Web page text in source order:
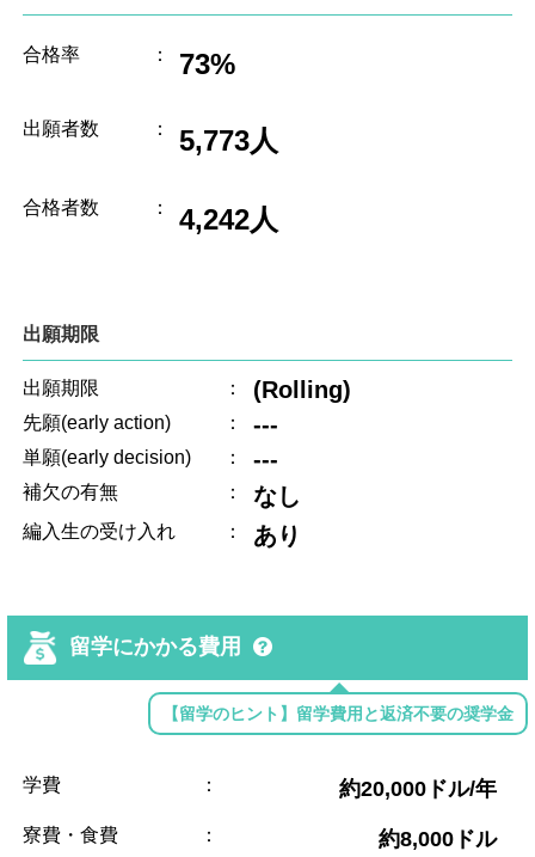
合格率 ： 73%
出願者数 ： 5,773人
合格者数 ： 4,242人
出願期限
出願期限 ： (Rolling)
先願(early action) ： ---
単願(early decision) ： ---
補欠の有無 ： なし
編入生の受け入れ ： あり
留学にかかる費用
【留学のヒント】留学費用と返済不要の奨学金
学費 ： 約20,000ドル/年
寮費・食費 ： 約8,000ドル